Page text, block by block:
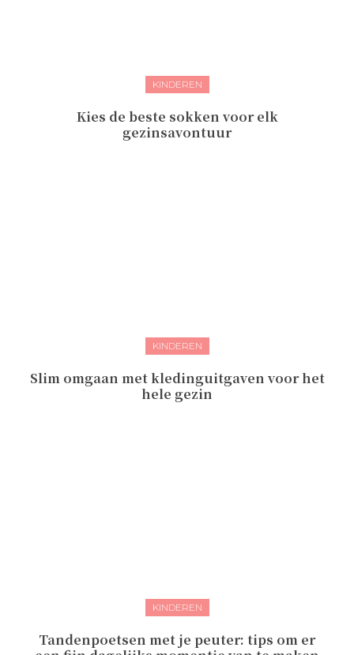
KINDEREN
Kies de beste sokken voor elk
gezinsavontuur
KINDEREN
Slim omgaan met kledinguitgaven voor het
hele gezin
KINDEREN
Tandenpoetsen met je peuter: tips om er